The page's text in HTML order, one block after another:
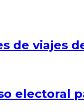
de viajes
electoral